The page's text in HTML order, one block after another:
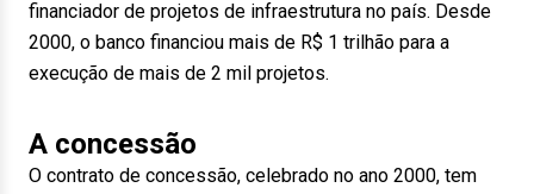
financiador de projetos de infraestrutura no país. Desde
2000, o banco financiou mais de R$ 1 trilhão para a
execução de mais de 2 mil projetos.
A concessão
O contrato de concessão, celebrado no ano 2000, tem